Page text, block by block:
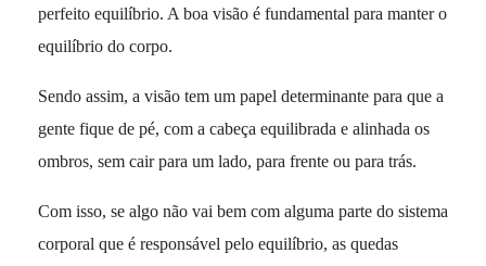
perfeito equilíbrio. A boa visão é fundamental para manter o
equilíbrio do corpo.
Sendo assim, a visão tem um papel determinante para que a
gente fique de pé, com a cabeça equilibrada e alinhada os
ombros, sem cair para um lado, para frente ou para trás.
Com isso, se algo não vai bem com alguma parte do sistema
corporal que é responsável pelo equilíbrio, as quedas